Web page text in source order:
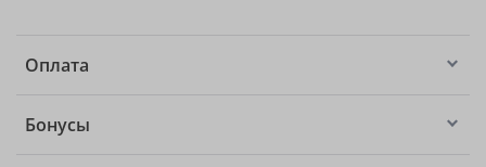
Оплата
Бонусы